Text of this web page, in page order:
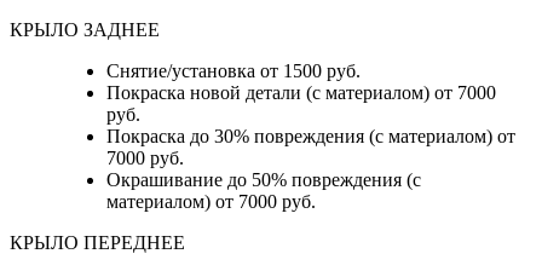
КРЫЛО ЗАДНЕЕ
Снятие/установка от 1500 руб.
Покраска новой детали (с материалом) от 7000
руб.
Покраска до 30% повреждения (с материалом) от
7000 руб.
Окрашивание до 50% повреждения (с
материалом) от 7000 руб.
КРЫЛО ПЕРЕДНЕЕ